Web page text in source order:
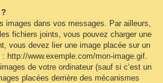
images dans vos messages. Par ailleurs,
fichiers joints, vous pouvez charger une
vous devez lier une image placée sur un
http://www.exemple.com/mon-image.gif.
de votre ordinateur (sauf si c’est un
placées derrière des mécanismes